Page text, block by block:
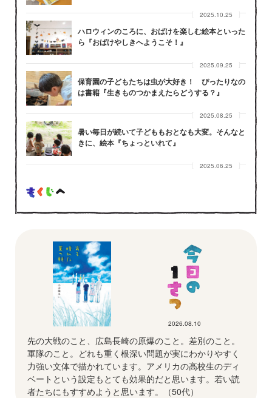
2025.10.25
ハロウィンのころに、おばけを楽しむ絵本といった
ら『おばけやしきへようこそ！』
2025.09.25
保育園の子どもたちは虫が大好き！ ぴったりなの
は書籍『生きものつかまえたらどうする？』
2025.08.25
暑い毎日が続いて子どももおとなも大変。そんなと
きに、絵本『ちょっといれて』
2025.06.25
2026.08.10
先の大戦のこと、広島長崎の原爆のこと。差別のこと。
軍隊のこと。どれも重く根深い問題が実にわかりやすく
力強い文体で描かれています。アメリカの高校生のディ
ベートという設定もとても効果的だと思います。若い読
者たちにもすすめようと思います。（50代）